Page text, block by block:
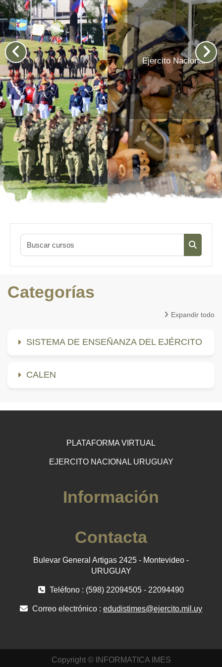
Ejercito Nacional
Buscar
Categorías
Expandir todo
SISTEMA DE ENSEÑANZA DEL EJÉRCITO
CALEN
PLATAFORMA VIRTUAL
EJERCITO NACIONAL URUGUAY
Información
Contacta
Bulevar General Artigas 2425 - Montevideo -
URUGUAY
Teléfono : (598) 22094505 - 22094490
Correo electrónico : edudistimes@ejercito.mil.uy
Copyright © INFORMATICA IMES